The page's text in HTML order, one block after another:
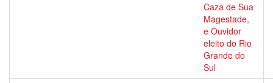
Caza de Sua
Magestade,
e Ouvidor
eleito do Rio
Grande do
Sul